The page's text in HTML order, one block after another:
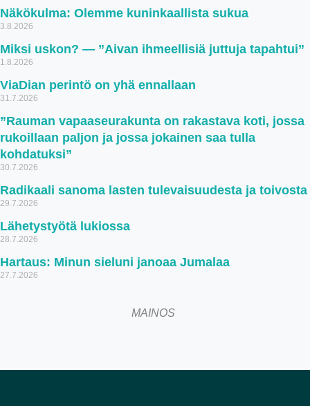
Näkökulma: Olemme kuninkaallista sukua
3.8.2026
Miksi uskon? — ”Aivan ihmeellisiä juttuja tapahtui”
1.8.2026
ViaDian perintö on yhä ennallaan
31.7.2026
”Rauman vapaaseurakunta on rakastava koti, jossa
rukoillaan paljon ja jossa jokainen saa tulla
kohdatuksi”
30.7.2026
Radikaali sanoma lasten tulevaisuudesta ja toivosta
29.7.2026
Lähetystyötä lukiossa
28.7.2026
Hartaus: Minun sieluni janoaa Jumalaa
27.7.2026
MAINOS